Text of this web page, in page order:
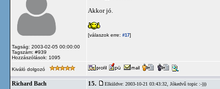
Tagság: 2003-02-05 00:00:00
Tagszám: #939
Hozzászólások: 1095
Akkor jó.
[válaszok erre: #17]
Kiváló dolgozó
Richard Bach 15. Elküldve: 2003-10-21 03:43:32, Jókedvű topic :-)))